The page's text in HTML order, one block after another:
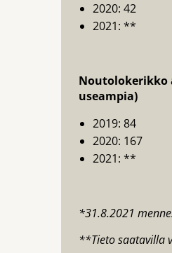
2020: 42
2021: **
Noutolokerikko
useampia)
2019: 84
2020: 167
2021: **
*31.8.2021
**Tieto saatavilla